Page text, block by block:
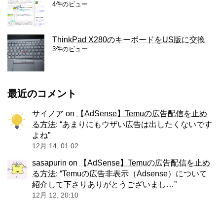
4件のビュー
ThinkPad X280のキーボードをUS版に交換
3件のビュー
最近のコメント
サイノア on
【AdSense】Temuの広告配信を止め
る方法: “あまりにもウザい広告は出したくないです
よね”
12月 14, 01:02
sasapurin on
【AdSense】Temuの広告配信を止め
る方法: “Temuの広告非表示（Adsense）について
紹介して下さりありがとうございまし…”
12月 12, 20:10